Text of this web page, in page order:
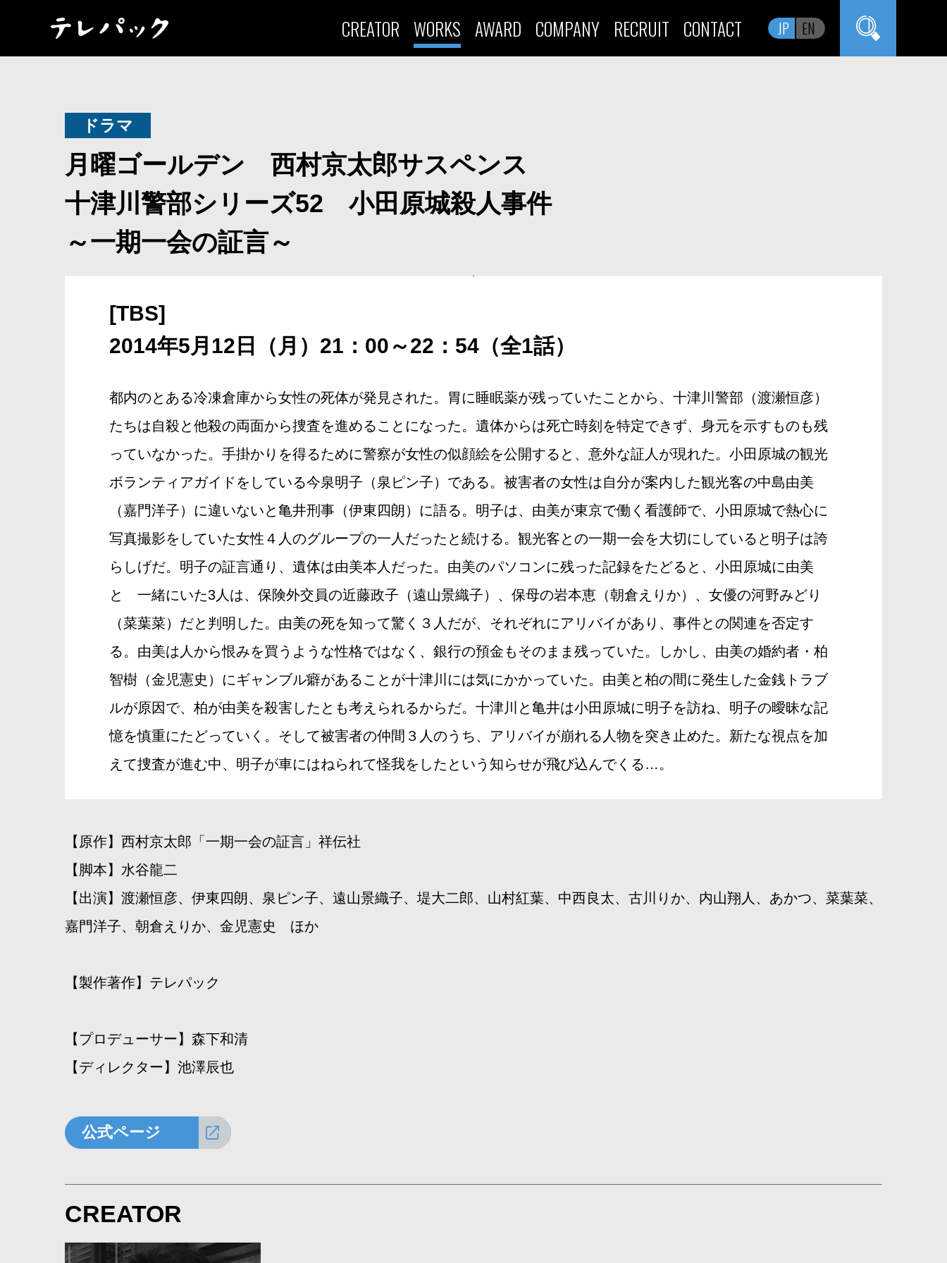
CREATOR WORKS AWARD COMPANY RECRUIT CONTACT JP EN
ドラマ
月曜ゴールデン 西村京太郎サスペンス
十津川警部シリーズ52 小田原城殺人事件
～一期一会の証言～
[TBS]
2014年5月12日（月）21：00～22：54（全1話）
都内のとある冷凍倉庫から女性の死体が発見された。胃に睡眠薬が残っていたことから、十津川警部（渡瀬恒彦）
たちは自殺と他殺の両面から捜査を進めることになった。遺体からは死亡時刻を特定できず、身元を示すものも残
っていなかった。手掛かりを得るために警察が女性の似顔絵を公開すると、意外な証人が現れた。小田原城の観光
ボランティアガイドをしている今泉明子（泉ピン子）である。被害者の女性は自分が案内した観光客の中島由美
（嘉門洋子）に違いないと亀井刑事（伊東四朗）に語る。明子は、由美が東京で働く看護師で、小田原城で熱心に
写真撮影をしていた女性４人のグループの一人だったと続ける。観光客との一期一会を大切にしていると明子は誇
らしげだ。明子の証言通り、遺体は由美本人だった。由美のパソコンに残った記録をたどると、小田原城に由美
と 一緒にいた3人は、保険外交員の近藤政子（遠山景織子）、保母の岩本恵（朝倉えりか）、女優の河野みどり
（菜葉菜）だと判明した。由美の死を知って驚く３人だが、それぞれにアリバイがあり、事件との関連を否定す
る。由美は人から恨みを買うような性格ではなく、銀行の預金もそのまま残っていた。しかし、由美の婚約者・柏
智樹（金児憲史）にギャンブル癖があることが十津川には気にかかっていた。由美と柏の間に発生した金銭トラブ
ルが原因で、柏が由美を殺害したとも考えられるからだ。十津川と亀井は小田原城に明子を訪ね、明子の曖昧な記
憶を慎重にたどっていく。そして被害者の仲間３人のうち、アリバイが崩れる人物を突き止めた。新たな視点を加
えて捜査が進む中、明子が車にはねられて怪我をしたという知らせが飛び込んでくる…。
【原作】西村京太郎「一期一会の証言」祥伝社
【脚本】水谷龍二
【出演】渡瀬恒彦、伊東四朗、泉ピン子、遠山景織子、堤大二郎、山村紅葉、中西良太、古川りか、内山翔人、あかつ、菜葉菜、
嘉門洋子、朝倉えりか、金児憲史 ほか
【製作著作】テレパック
【プロデューサー】森下和清
【ディレクター】池澤辰也
公式ページ
CREATOR